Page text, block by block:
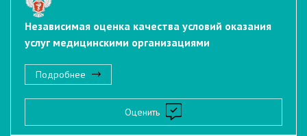
Независимая оценка качества условий оказания
услуг медицинскими организациями
Подробнее
Оценить